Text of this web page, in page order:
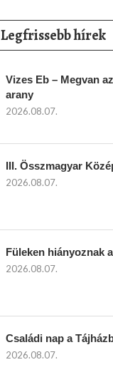
Legfrissebb hírek
Vizes Eb – Megvan
arany
2026.08.07.
III. Összmagyar
2026.08.07.
Füleken hiányoznak
2026.08.07.
Családi nap a
2026.08.07.